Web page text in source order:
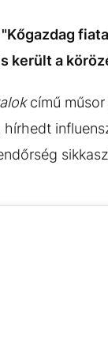
került a
című műsor